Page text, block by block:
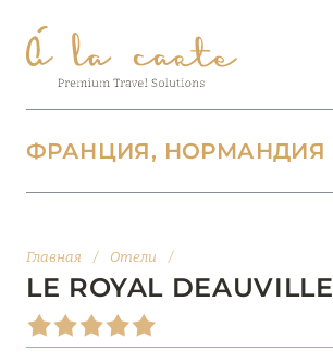
ФРАНЦИЯ, НОРМАНДИЯ
БОРДО (НОВАЯ
АКВИТАНИЯ)
Главная / Отели /
LE ROYAL DEAUVILLE